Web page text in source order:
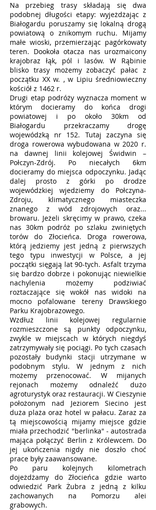
Na przebieg trasy składają się dwa
podobnej długości etapy: wyjeżdżając z
Białogardu poruszamy się lokalną drogą
powiatową o znikomym ruchu. Mijamy
małe wioski, przemierzając pagórkowaty
teren. Dookoła otacza nas urozmaicony
krajobraz łąk, pól i lasów. W Rąbinie
blisko trasy możemy zobaczyć pałac z
początku XX w. , w Lipiu średniowieczny
kościół z 1462 r.
Drugi etap podróży wyznacza moment w
którym docieramy do końca drogi
powiatowej i po około 30km od
Białogardu przekraczamy drogę
wojewódzką nr 152. Tutaj zaczyna się
droga rowerowa wybudowana w 2020 r.
na dawnej linii kolejowej Świdwin –
Połczyn-Zdrój. Po niecałych 6km
docieramy do miejsca odpoczynku. Jadąc
dalej prosto z górki po drodze
wojewódzkiej wjedziemy do Połczyna-
Zdroju, klimatycznego miasteczka
znanego z wód zdrojowych oraz...
browaru. Jeżeli skręcimy w prawo, czeka
nas 30km podróż po szlaku zwiniętych
torów do Złocieńca. Droga rowerowa,
którą jedziemy jest jedną z pierwszych
tego typu inwestycji w Polsce, a jej
początki sięgają lat 90-tych. Asfalt trzyma
się bardzo dobrze i pokonując niewielkie
nachylenia możemy podziwiać
roztaczające się wokół nas widoki na
mocno pofalowane tereny Drawskiego
Parku Krajobrazowego.
Wzdłuż linii kolejowej regularnie
rozmieszczone są punkty odpoczynku,
zwykle w miejscach w których niegdyś
zatrzymywały się pociągi. Po tych czasach
pozostały budynki stacji utrzymane w
podobnym stylu. W jednym z nich
możemy przenocować. W mijanych
rejonach możemy odnaleźć dużo
agroturystyk oraz restauracji. W Cieszynie
położonym nad Jeziorem Siecino jest
duża plaża oraz hotel w pałacu. Zaraz za
tą miejscowością mijamy miejsce gdzie
miała przechodzić "berlinka" - autostrada
mająca połączyć Berlin z Królewcem. Do
jej ukończenia nigdy nie doszło choć
prace były zaawansowane.
Po paru kolejnych kilometrach
dojeżdżamy do Złocieńca gdzie warto
odwiedzić Park Żubra z jedną z kilku
zachowanych na Pomorzu alei
grabowych.